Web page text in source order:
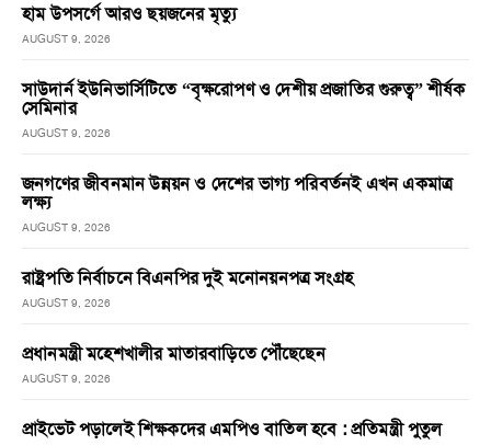
হাম উপসর্গে আরও ছয়জনের মৃত্যু
AUGUST 9, 2026
সাউদার্ন ইউনিভার্সিটিতে “বৃক্ষরোপণ ও দেশীয় প্রজাতির গুরুত্ব” শীর্ষক
সেমিনার
AUGUST 9, 2026
জনগণের জীবনমান উন্নয়ন ও দেশের ভাগ্য পরিবর্তনই এখন একমাত্র
লক্ষ্য
AUGUST 9, 2026
রাষ্ট্রপতি নির্বাচনে বিএনপির দুই মনোনয়নপত্র সংগ্রহ
AUGUST 9, 2026
প্রধানমন্ত্রী মহেশখালীর মাতারবাড়িতে পৌঁছেছেন
AUGUST 9, 2026
প্রাইভেট পড়ালেই শিক্ষকদের এমপিও বাতিল হবে : প্রতিমন্ত্রী পুতুল